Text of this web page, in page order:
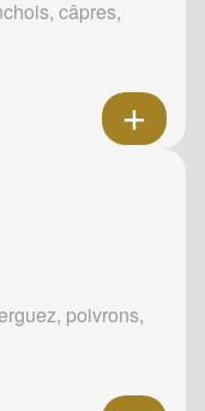
câpres,
poivrons,